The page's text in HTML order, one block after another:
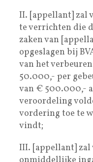
II. [appellant] zal
te verrichten die
zaken van
opgeslagen bij
van het
50.000,- per
van € 500.000,-
veroordeling
vordering toe te
vindt;
III. [appellant] zal